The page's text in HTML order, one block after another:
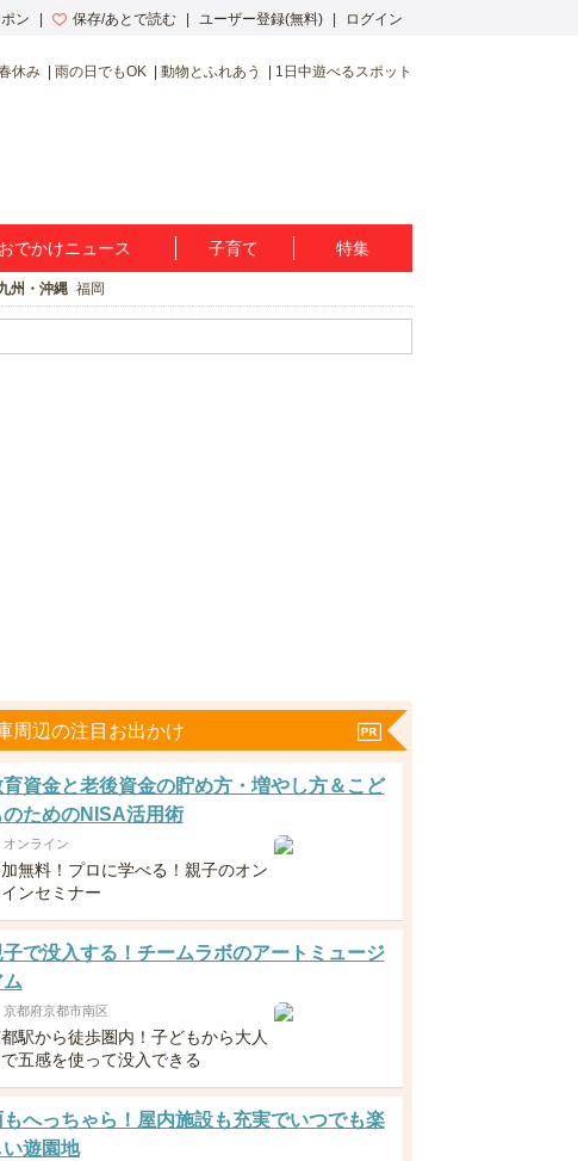
ン 保存/あとで読む ユーザー登録(無料) ログイン
休み 雨の日でもOK 動物とふれあう 1日中遊べるスポット
おでかけニュース 子育て 特集
州・沖縄 福岡
周辺の注目お出かけ
育資金と老後資金の貯め方・増やし方＆こど
のためのNISA活用術
オンライン
無料！プロに学べる！親子のオン
ンセミナー
子で没入する！チームラボのアートミュージ
ム
京都府京都市南区
駅から徒歩圏内！子どもから大人
で五感を使って没入できる
もへっちゃら！屋内施設も充実でいつでも楽
い遊園地